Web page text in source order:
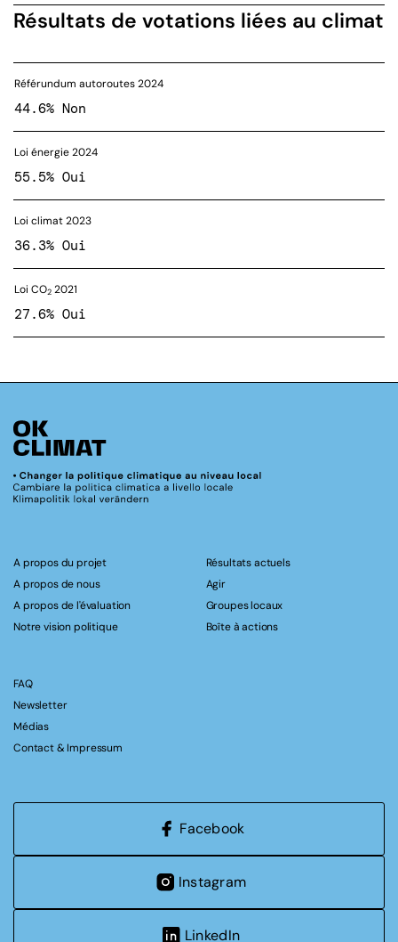
Résultats de votations liées au climat
Référundum autoroutes 2024
44.6% Non
Loi énergie 2024
55.5% Oui
Loi climat 2023
36.3% Oui
Loi CO2 2021
27.6% Oui
A propos du projet
A propos de nous
A propos de l'évaluation
Notre vision politique
Résultats actuels
Agir
Groupes locaux
Boîte à actions
FAQ
Newsletter
Médias
Contact & Impressum
Facebook
Instagram
LinkedIn